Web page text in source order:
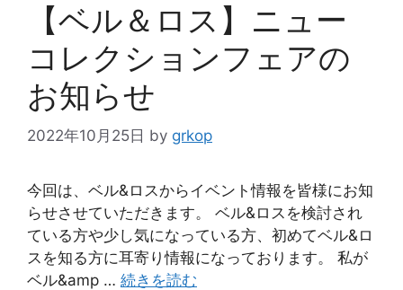
【ベル＆ロス】ニュー
コレクションフェアの
お知らせ
2022年10月25日 by grkop
今回は、ベル&ロスからイベント情報を皆様にお知
らせさせていただきます。 ベル&ロスを検討され
ている方や少し気になっている方、初めてベル&ロ
スを知る方に耳寄り情報になっております。 私が
ベル&amp … 続きを読む